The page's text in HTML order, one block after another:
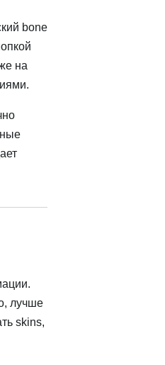
bone
на
лучше
skins,